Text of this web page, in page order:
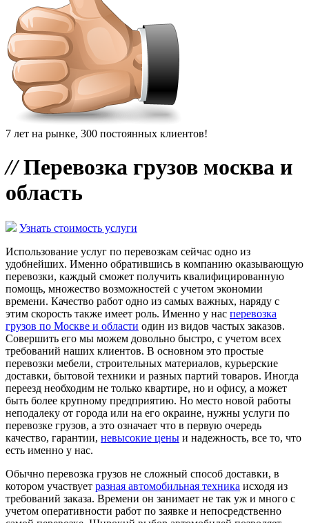
7 лет на рынке, 300 постоянных клиентов!
//Перевозка грузов москва и
область
Узнать стоимость услуги
Использование услуг по перевозкам сейчас одно из
удобнейших. Именно обратившись в компанию оказывающую
перевозки, каждый сможет получить квалифицированную
помощь, множество возможностей с учетом экономии
времени. Качество работ одно из самых важных, наряду с
этим скорость также имеет роль. Именно у нас перевозка
грузов по Москве и области один из видов частых заказов.
Совершить его мы можем довольно быстро, с учетом всех
требований наших клиентов. В основном это простые
перевозки мебели, строительных материалов, курьерские
доставки, бытовой техники и разных партий товаров. Иногда
переезд необходим не только квартире, но и офису, а может
быть более крупному предприятию. Но место новой работы
неподалеку от города или на его окраине, нужны услуги по
перевозке грузов, а это означает что в первую очередь
качество, гарантии, невысокие цены и надежность, все то, что
есть именно у нас.
Обычно перевозка грузов не сложный способ доставки, в
котором участвует разная автомобильная техника исходя из
требований заказа. Времени он занимает не так уж и много с
учетом оперативности работ по заявке и непосредственно